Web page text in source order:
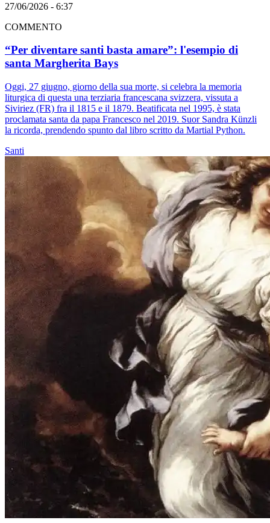
27/06/2026 - 6:37
COMMENTO
“Per diventare santi basta amare”: l'esempio di
santa Margherita Bays
Oggi, 27 giugno, giorno della sua morte, si celebra la memoria
liturgica di questa una terziaria francescana svizzera, vissuta a
Siviriez (FR) fra il 1815 e il 1879. Beatificata nel 1995, è stata
proclamata santa da papa Francesco nel 2019. Suor Sandra Künzli
la ricorda, prendendo spunto dal libro scritto da Martial Python.
Santi